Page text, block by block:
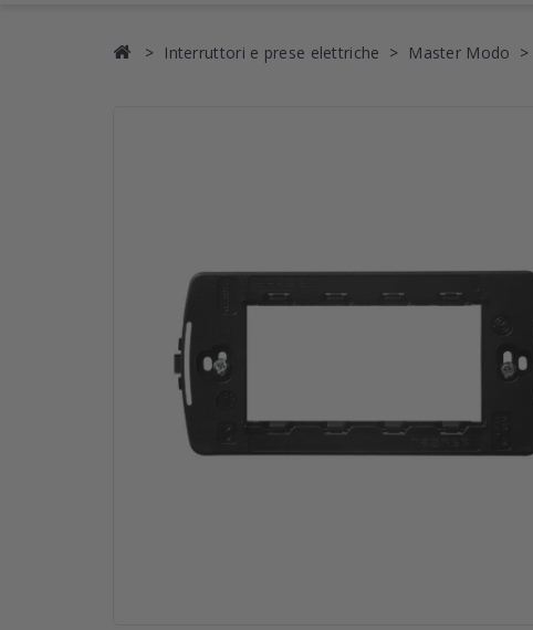
Interruttori e prese elettriche Master Modo